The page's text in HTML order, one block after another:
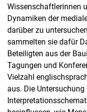
Wissenschaftlerinnen
Dynamiken der
darüber zu
sammelten sie dafür
Beteiligten aus der
Tagungen und
Vielzahl
aus. Die